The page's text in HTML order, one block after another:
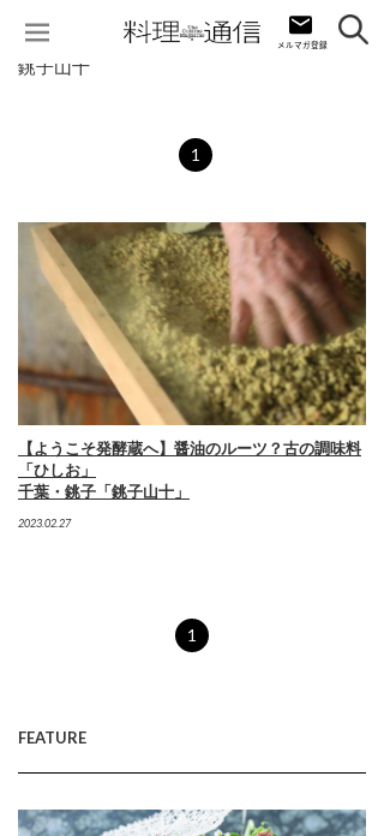
銚子山十
1
【ようこそ発酵蔵へ】醤油のルーツ？古の調味料
「ひしお」
千葉・銚子「銚子山十」
2023.02.27
1
FEATURE